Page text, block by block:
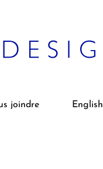
joindre English